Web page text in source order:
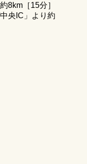
8km［15分］
央IC」より約